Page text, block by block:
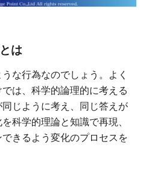
は
な行為なのでしょう。よく
は、科学的論理的に考える
じように考え、同じ答えが
科学的理論と知識で再現、
きるよう変化のプロセスを